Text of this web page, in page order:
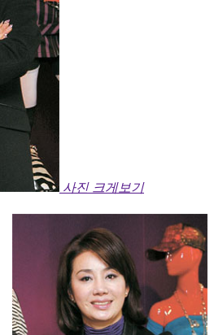
사진 크게보기